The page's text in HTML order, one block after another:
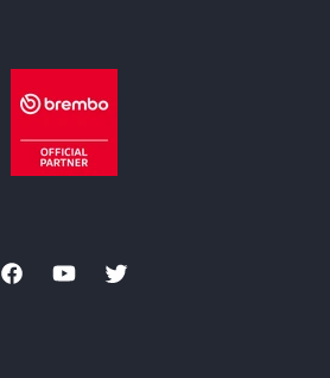
FacebookYouTubeTwitter